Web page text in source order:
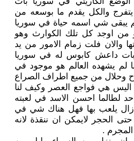
والكل يقدم ما بوسعه من
يبقى شي اسمه حياة في سوريا
من اوجد كل تلك الكوارث وهو
والان فلت زمام الامور من يد
وبات داعش كابوس له في سوريا
لم يشهده العالم هو موجود في
وحلال من جميع اطراف الصراع
اليس هي فواجع العصر وكيف لنا
لطالما احسن الاسد في لعبته
يلعب بها فهل هناك شي في
حتى الحجر لايمكن ان ننقذة لانه
.